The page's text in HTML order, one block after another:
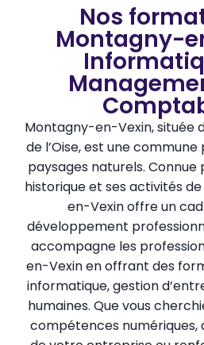
Nos
Montagny-
Montagny-en-Vexin, située
de l’Oise, est une
paysages naturels.
historique et ses activités
en-Vexin offre un
développement
accompagne les
en-Vexin en offrant des
informatique, gestion
humaines. Que vous
compétences numériques,